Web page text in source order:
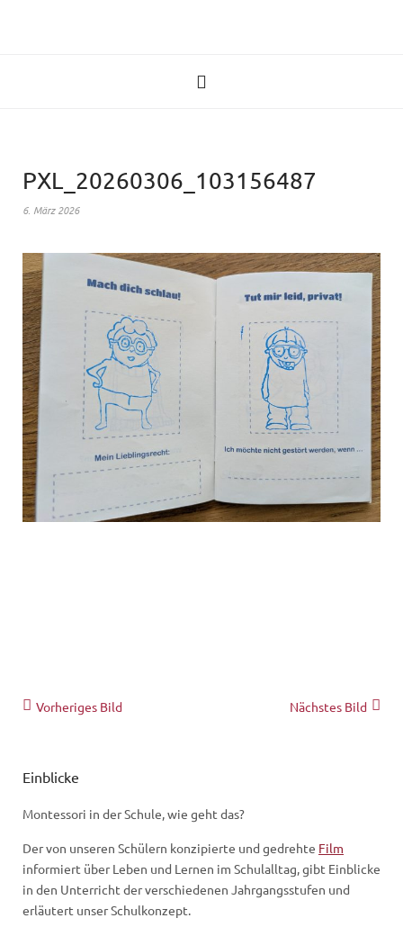
PXL_20260306_103156487
6. März 2026
Nächstes Bild
Vorheriges Bild
Einblicke
Montessori in der Schule, wie geht das?
Der von unseren Schülern konzipierte und gedrehte Film
informiert über Leben und Lernen im Schulalltag, gibt Einblicke
in den Unterricht der verschiedenen Jahrgangsstufen und
erläutert unser Schulkonzept.